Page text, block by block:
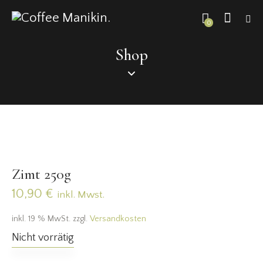
0
Shop
Zimt 250g
10,90 € inkl. Mwst.
inkl. 19 % MwSt. zzgl. Versandkosten
Nicht vorrätig